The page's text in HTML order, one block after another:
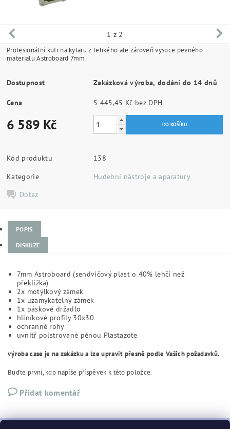
1 z 2
Profesionální kufr na kytaru z lehkého ale zároveň vysoce pevného
materialu Astroboard 7mm.
Dostupnost Zakázková výroba, dodání do 14 dnů
Cena 5 445,45 Kč bez DPH
6 589 Kč
Kód produktu
138
Kategorie
Hudební nástroje a aparatury
Dotaz
POPIS
DISKUZE
7mm Astroboard (sendvičový plast o 40% lehčí než
překližka)
2x motýlkový zámek
1x uzamykatelný zámek
1x páskové držadlo
hliníkové profily 30x30
ochranné rohy
uvnitř polstrované pěnou Plastazote
výroba case je na zakázku a lze upravit přesně podle Vašich požadavků.
Buďte první, kdo napíše příspěvek k této položce.
Přidat komentář